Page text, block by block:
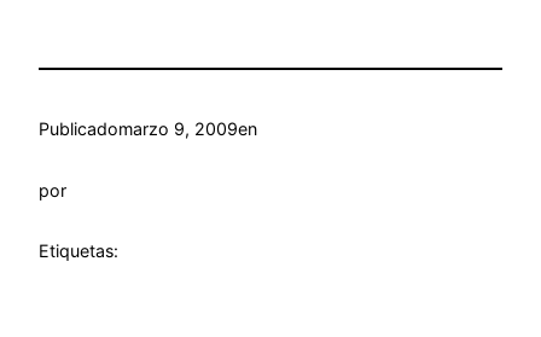
Publicadomarzo 9, 2009en
por
Etiquetas: